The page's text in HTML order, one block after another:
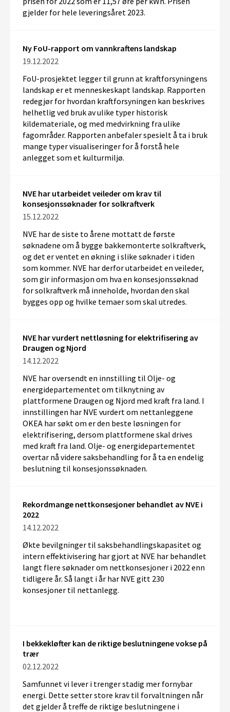
gjelder for hele leveringsåret 2023.
Ny FoU-rapport om vannkraftens landskap
19.12.2022
FoU-prosjektet legger til grunn at kraftforsyningens
landskap er et menneskeskapt landskap. Rapporten
redegjør for hvordan kraftforsyningen kan beskrives
helhetlig ved bruk avulike typer historisk
kildemateriale, og med medvirkning fra ulike
fagområder. Rapporten anbefalerspesielt å ta i bruk
mange typer visualiseringer for å forstå hele
anlegget som et kulturmiljø.
NVE har utarbeidet veileder om krav til
konsesjonssøknader for solkraftverk
15.12.2022
NVE har de siste to årene mottatt de første
søknadene om å bygge bakkemonterte solkraftverk,
og det er ventet en økning i slike søknader i tiden
som kommer. NVE har derfor utarbeidet en veileder,
som gir informasjon om hva en konsesjonssøknad
for solkraftverk må inneholde, hvordan den skal
bygges opp og hvilke temaer som skal utredes.
NVE har vurdert nettløsning for elektrifisering av
Draugen og Njord
14.12.2022
NVE har oversendt en innstilling til Olje- og
energidepartementet om tilknytning av
plattformene Draugen og Njord med kraft fra land. I
innstillingen har NVE vurdert om nettanleggene
OKEA har søkt om er den beste løsningen for
elektrifisering, dersom plattformene skal drives
med kraft fra land. Olje- og energidepartementet
overtar nå videre saksbehandling for å ta en endelig
beslutning til konsesjonssøknaden.
Rekordmange nettkonsesjoner behandlet av NVE i
2022
14.12.2022
Økte bevilgninger til saksbehandlingskapasitet og
intern effektivisering har gjort at NVE har behandlet
langt flere søknader om nettkonsesjoner i 2022 enn
tidligere år. Så langt i år har NVE gitt 230
konsesjoner til nettanlegg.
I bekkekløfter kan de riktige beslutningene vokse på
trær
02.12.2022
Samfunnet vi lever i trenger stadig mer fornybar
energi. Dette setter store krav til forvaltningen når
det gjelder å treffe de riktige beslutningene i